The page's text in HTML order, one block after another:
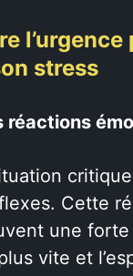
stress
réactions
Cette
une forte
vite et